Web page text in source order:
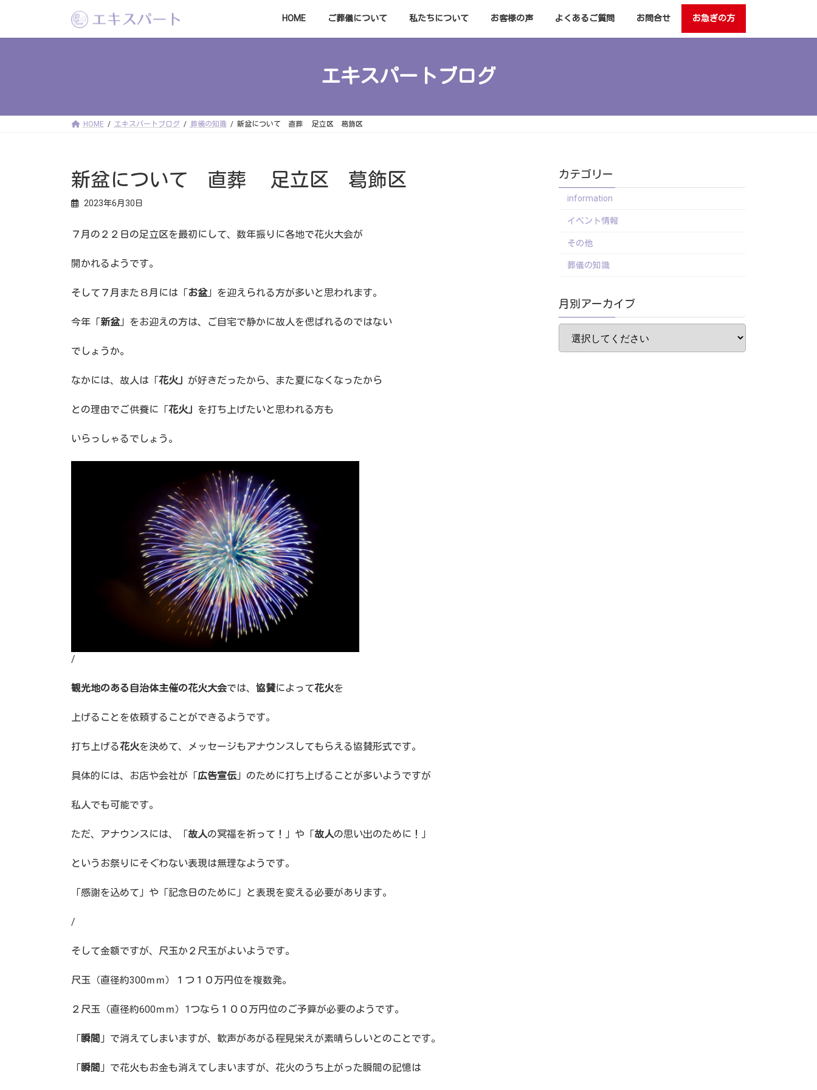
ン
ー
HOME ご葬儀について 私たちについて お客様の声 よくあるご質問 お問合せ お急ぎの方
エキスパートブログ
HOME エキスパートブログ 葬儀の知識 新盆について 直葬 足立区 葛飾区
新盆について 直葬 足立区 葛飾区
2023年6月30日
７月の２２日の足立区を最初にして、数年振りに各地で花火大会が
開かれるようです。
そして７月また８月には「お盆」を迎えられる方が多いと思われます。
今年「新盆」をお迎えの方は、ご自宅で静かに故人を偲ばれるのではない
でしょうか。
なかには、故人は「花火」 が好きだったから、また夏になくなったから
との理由でご供養に「花火」 を打ち上げたいと思われる方も
いらっしゃるでしょう。
/
観光地のある自治体主催の花火大会では、 協賛によって花火を
上げることを依頼することができるようです。
打ち上げる花火を決めて、メッセージもアナウンスしてもらえる協賛形式です。
具体的には、お店や会社が「広告宣伝」のために打ち上げることが多いようですが
私人でも可能です。
ただ、アナウンスには、「故人の冥福を祈って！」や「故人の思い出のために！」
というお祭りにそぐわない表現は無理なようです。
「感謝を込めて」や「記念日のために」と表現を変える必要があります。
/
そして金額ですが、尺玉か２尺玉がよいようです。
尺玉（直径約300ｍｍ）１つ１０万円位を複数発。
２尺玉（直径約600ｍｍ）1つなら１００万円位のご予算が必要のようです。
「瞬間 」で消えてしまいますが、歓声があがる程見栄えが素晴らしいとのことです。
「瞬間 」で花火もお金も消えてしまいますが、花火のうち上がった瞬間の記憶は
カテゴリー
information
イベント情報
その他
葬儀の知識
月別アーカイブ